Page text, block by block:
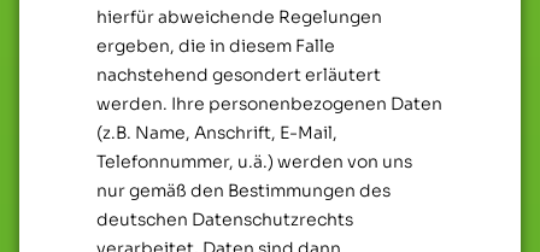
hierfür abweichende Regelungen
ergeben, die in diesem Falle
nachstehend gesondert erläutert
werden. Ihre personenbezogenen Daten
(z.B. Name, Anschrift, E-Mail,
Telefonnummer, u.ä.) werden von uns
nur gemäß den Bestimmungen des
deutschen Datenschutzrechts